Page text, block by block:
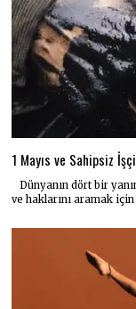
1 Mayıs ve Sahipsiz
Dünyanın dört bir
ve haklarını aramak